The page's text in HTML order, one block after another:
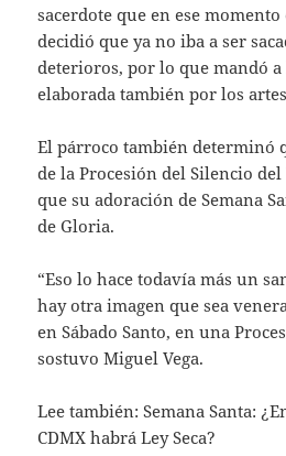
sacerdote que en ese
decidió que ya no iba a ser
deterioros, por lo que mandó
elaborada también por los
El párroco también determinó
de la Procesión del Silencio
que su adoración de Semana
de Gloria.
“Eso lo hace todavía más un
hay otra imagen que sea
en Sábado Santo, en una
sostuvo Miguel Vega.
Lee también: Semana Santa:
CDMX habrá Ley Seca?